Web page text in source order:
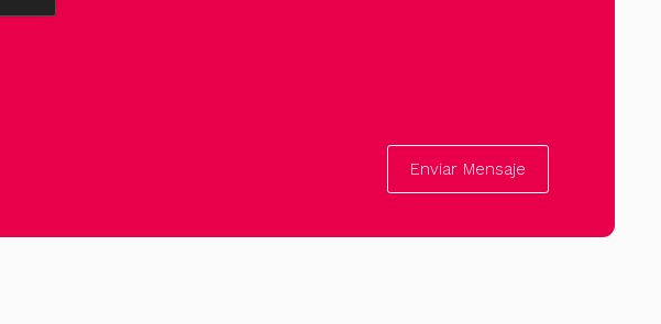
Enviar Mensaje